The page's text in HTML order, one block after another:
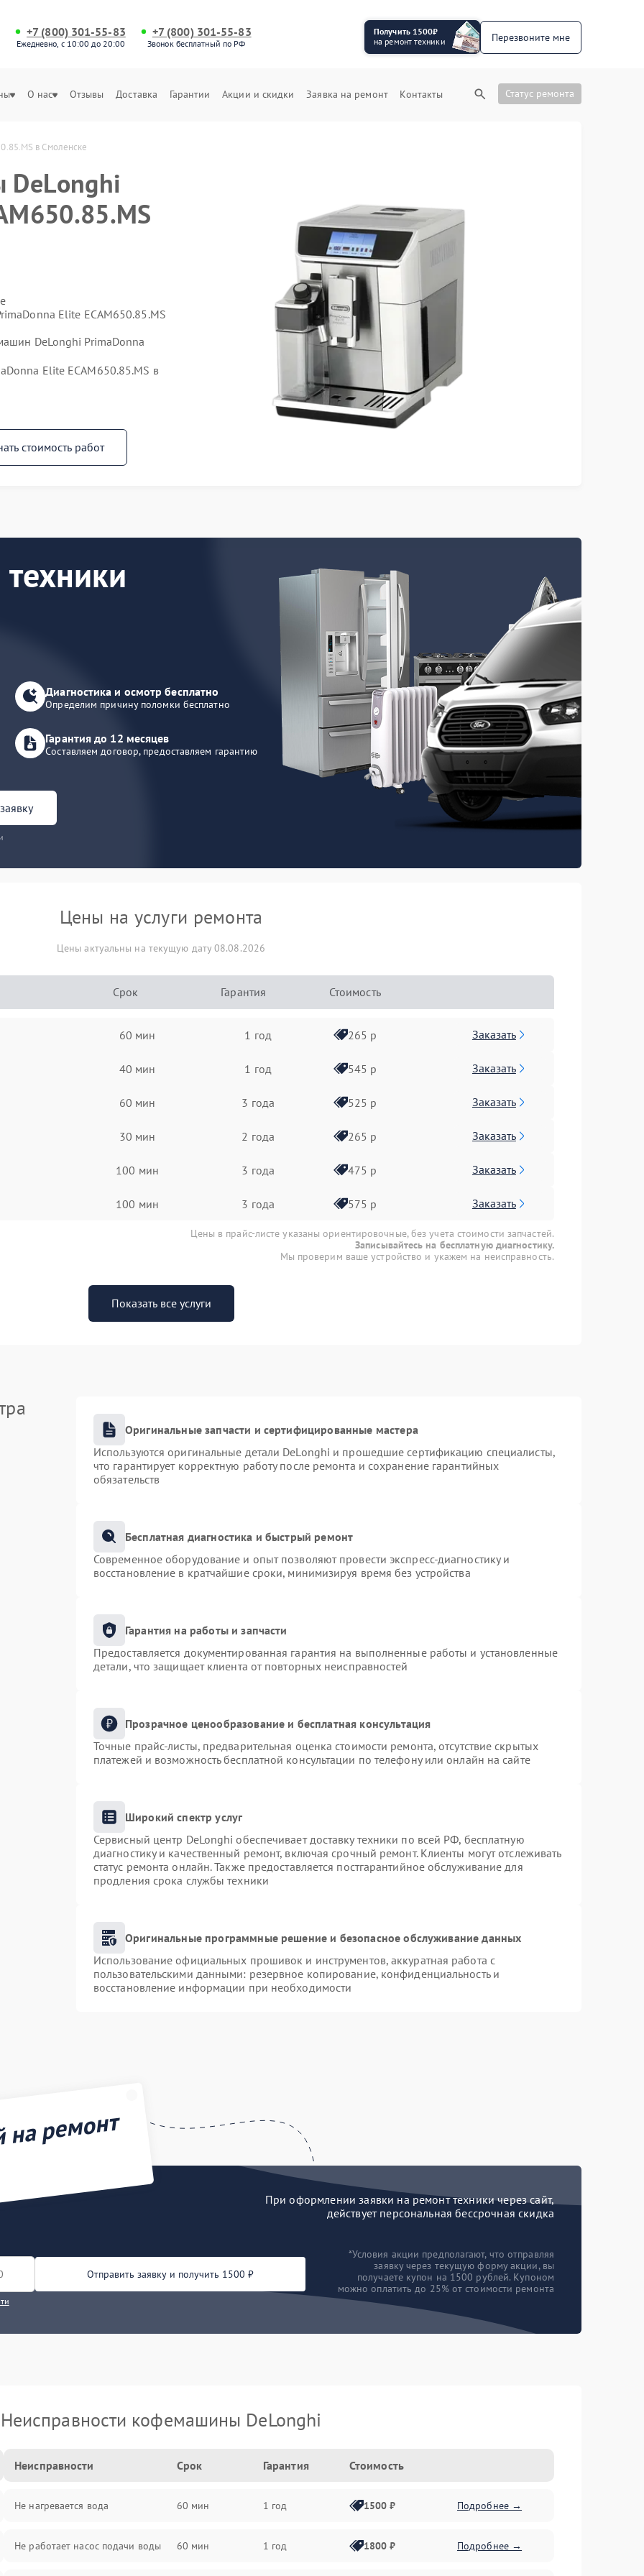
+7 (800) 301-55-83
Ежедневно, с 10:00 до 20:00
+7 (800) 301-55-83
Звонок бесплатный по РФ
Получить 1500₽
на ремонт техники
Перезвоните мне
О нас Отзывы Доставка Гарантии Акции и скидки Заявка на ремонт Контакты Статус ремонта
в Смоленске
Elite ECAM650.85.MS
DeLonghi PrimaDonna
Elite ECAM650.85.MS в
стоимость работ
Диагностика и осмотр бесплатно
Определим причину поломки бесплатно
Гарантия до 12 месяцев
Составляем договор, предоставляем гарантию
Цены на услуги ремонта
Цены актуальны на текущую дату 08.08.2026
Срок Гарантия Стоимость
60 мин 1 год 265 р Заказать
40 мин 1 год 545 р Заказать
60 мин 3 года 525 р Заказать
30 мин 2 года 265 р Заказать
100 мин 3 года 475 р Заказать
100 мин 3 года 575 р Заказать
Цены в прайс-листе указаны ориентировочные, без учета стоимости запчастей.
Записывайтесь на бесплатную диагностику.
Мы проверим ваше устройство и укажем на неисправность.
Показать все услуги
Оригинальные запчасти и сертифицированные мастера
Используются оригинальные детали DeLonghi и прошедшие сертификацию специалисты,
что гарантирует корректную работу после ремонта и сохранение гарантийных
обязательств
Бесплатная диагностика и быстрый ремонт
Современное оборудование и опыт позволяют провести экспресс-диагностику и
восстановление в кратчайшие сроки, минимизируя время без устройства
Гарантия на работы и запчасти
Предоставляется документированная гарантия на выполненные работы и установленные
детали, что защищает клиента от повторных неисправностей
Прозрачное ценообразование и бесплатная консультация
Точные прайс-листы, предварительная оценка стоимости ремонта, отсутствие скрытых
платежей и возможность бесплатной консультации по телефону или онлайн на сайте
Широкий спектр услуг
Сервисный центр DeLonghi обеспечивает доставку техники по всей РФ, бесплатную
диагностику и качественный ремонт, включая срочный ремонт. Клиенты могут отслеживать
статус ремонта онлайн. Также предоставляется постгарантийное обслуживание для
продления срока службы техники
Оригинальные программные решение и безопасное обслуживание данных
Использование официальных прошивок и инструментов, аккуратная работа с
пользовательскими данными: резервное копирование, конфиденциальность и
восстановление информации при необходимости
ремонт
При оформлении заявки на ремонт техники через сайт,
действует персональная бессрочная скидка
Отправить заявку и получить 1500 ₽
*Условия акции предполагают, что отправляя
заявку через текущую форму акции, вы
получаете купон на 1500 рублей. Купоном
можно оплатить до 25% от стоимости ремонта
Неисправности кофемашины DeLonghi
Неисправности Срок Гарантия Стоимость
Не нагревается вода 60 мин 1 год 1500 ₽ Подробнее →
Не работает насос подачи воды 60 мин 1 год 1800 ₽ Подробнее →